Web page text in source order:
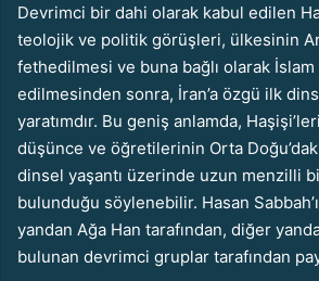
Devrimci bir dahi olarak kabul edilen
teolojik ve politik görüşleri, ülkesinin
fethedilmesi ve buna bağlı olarak
edilmesinden sonra, İran’a özgü ilk
yaratımdır. Bu geniş anlamda,
düşünce ve öğretilerinin Orta
dinsel yaşantı üzerinde uzun menzilli
bulunduğu söylenebilir. Hasan
yandan Ağa Han tarafından, diğer
bulunan devrimci gruplar tarafından